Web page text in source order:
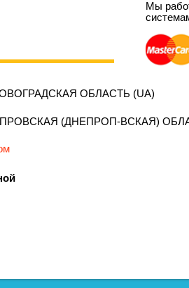
Мы
ОБЛАСТЬ (UA)
(ДНЕПРОП-ВСКАЯ)